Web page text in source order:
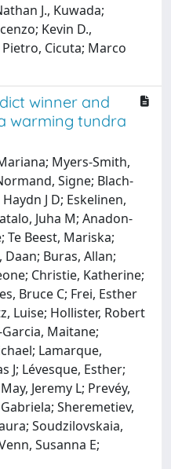
J., Kuwada;
Kevin D.,
Cicuta; Marco
winner and
warming tundra
Myers-Smith,
Signe; Blach-
J D; Eskelinen,
Juha M; Anadon-
Te Beest, Mariska;
Daan; Buras, Allan;
Christie, Katherine;
Bruce C; Frei, Esther
Luise; Hollister, Robert
Maitane;
Lamarque,
J; Lévesque, Esther;
Jeremy L; Prevéy,
Sheremetiev,
Soudzilovskaia,
Susanna E;